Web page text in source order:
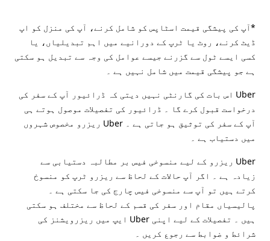
*آپ کی پیشگی قیمت اسٹاپس کو شامل کرنے، آپ کی منزل کو اپ
ڈیٹ کرنے، روٹ یا ٹرپ کے دورانیے میں اہم تبدیلیاں، یا
کسی ایسے ٹول سے گزرنے جیسے عوامل کی وجہ سے تبدیل ہو سکتی
ہے جو پیشگی قیمت میں شامل نہیں ہے ۔
Uber اس بات کی گارنٹی نہیں دیتی کہ ڈرائیور آپ کے سفر کی
درخواست قبول کرے گا ۔ ڈرائیور کی تفصیلات موصول ہوتے ہی
آپ کے سفر کی توثیق ہو جاتی ہے ۔ Uber ریزرو مخصوص شہروں
میں دستیاب ہے ۔
Uber ریزرو کے لیے منسوخی فیس بر مطالبہ دستیابی سے
زیادہ ہے ۔ اگر آپ حالات کے لحاظ سے ریزرو ٹرپ کو منسوخ
کرتے ہیں تو آپ سے منسوخی فیس چارج کی جا سکتی ہے ۔
پالیسیاں مقام اور سفر کی قسم کے لحاظ سے مختلف ہو سکتی
ہیں ۔ تفصیلات کے لیے اپنی Uber ایپ میں ریزرویشنز کی
شرائط و ضوابط سے رجوع کریں ۔